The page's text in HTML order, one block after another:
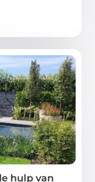
hulp van